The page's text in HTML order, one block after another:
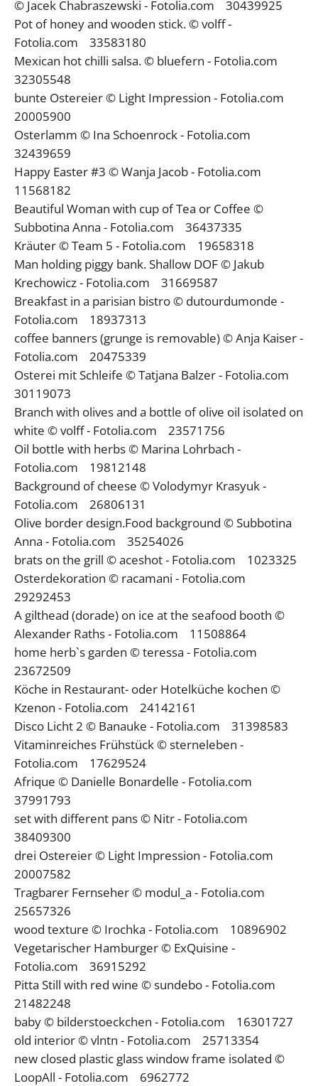
© Jacek Chabraszewski - Fotolia.com 30439925
Pot of honey and wooden stick. © volff -
Fotolia.com 33583180
Mexican hot chilli salsa. © bluefern - Fotolia.com
32305548
bunte Ostereier © Light Impression - Fotolia.com
20005900
Osterlamm © Ina Schoenrock - Fotolia.com
32439659
Happy Easter #3 © Wanja Jacob - Fotolia.com
11568182
Beautiful Woman with cup of Tea or Coffee ©
Subbotina Anna - Fotolia.com 36437335
Kräuter © Team 5 - Fotolia.com 19658318
Man holding piggy bank. Shallow DOF © Jakub
Krechowicz - Fotolia.com 31669587
Breakfast in a parisian bistro © dutourdumonde -
Fotolia.com 18937313
coffee banners (grunge is removable) © Anja Kaiser -
Fotolia.com 20475339
Osterei mit Schleife © Tatjana Balzer - Fotolia.com
30119073
Branch with olives and a bottle of olive oil isolated on
white © volff - Fotolia.com 23571756
Oil bottle with herbs © Marina Lohrbach -
Fotolia.com 19812148
Background of cheese © Volodymyr Krasyuk -
Fotolia.com 26806131
Olive border design.Food background © Subbotina
Anna - Fotolia.com 35254026
brats on the grill © aceshot - Fotolia.com 1023325
Osterdekoration © racamani - Fotolia.com
29292453
A gilthead (dorade) on ice at the seafood booth ©
Alexander Raths - Fotolia.com 11508864
home herb`s garden © teressa - Fotolia.com
23672509
Köche in Restaurant- oder Hotelküche kochen ©
Kzenon - Fotolia.com 24142161
Disco Licht 2 © Banauke - Fotolia.com 31398583
Vitaminreiches Frühstück © sterneleben -
Fotolia.com 17629524
Afrique © Danielle Bonardelle - Fotolia.com
37991793
set with different pans © Nitr - Fotolia.com
38409300
drei Ostereier © Light Impression - Fotolia.com
20007582
Tragbarer Fernseher © modul_a - Fotolia.com
25657326
wood texture © Irochka - Fotolia.com 10896902
Vegetarischer Hamburger © ExQuisine -
Fotolia.com 36915292
Pitta Still with red wine © sundebo - Fotolia.com
21482248
baby © bilderstoeckchen - Fotolia.com 16301727
old interior © vlntn - Fotolia.com 25713354
new closed plastic glass window frame isolated ©
LoopAll - Fotolia.com 6962772